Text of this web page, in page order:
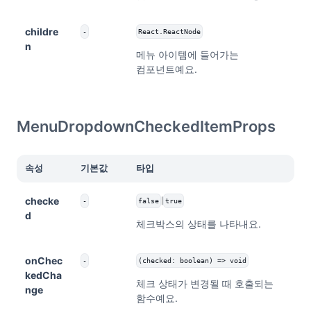
childre
n
- React.ReactNode
메뉴 아이템에 들어가는
컴포넌트예요.
MenuDropdownCheckedItemProps
속성 기본값 타입
checke
d
- false true
체크박스의 상태를 나타내요.
onChec
kedCha
nge
- (checked: boolean) => void
체크 상태가 변경될 때 호출되는
함수예요.